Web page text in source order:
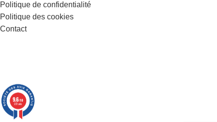
Politique de confidentialité
Politique des cookies
Contact
9.6/10
221 avis